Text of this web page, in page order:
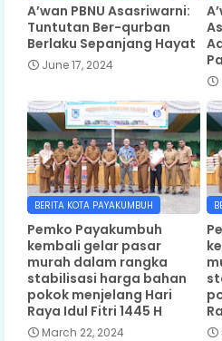
A’wan PBNU Asasriwarni:
Tuntutan Ber-qurban
Berlaku Sepanjang Hayat
June 17, 2024
BERITA KOTA PAYAKUMBUH
Pemko Payakumbuh
kembali gelar pasar
murah dalam rangka
stabilisasi harga bahan
pokok menjelang Hari
Raya Idul Fitri 1445 H
March 22, 2024